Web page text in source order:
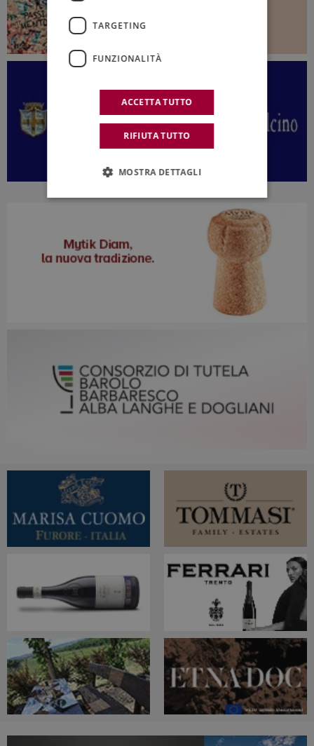
TARGETING
FUNZIONALITÀ
ACCETTA TUTTO
RIFIUTA TUTTO
MOSTRA DETTAGLI